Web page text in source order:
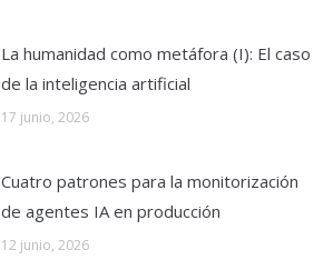
La humanidad como metáfora (I): El caso
de la inteligencia artificial
17 junio, 2026
Cuatro patrones para la monitorización
de agentes IA en producción
12 junio, 2026